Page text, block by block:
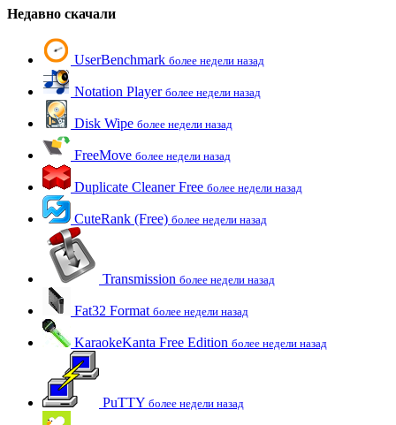
Недавно скачали
UserBenchmark более недели назад
Notation Player более недели назад
Disk Wipe более недели назад
FreeMove более недели назад
Duplicate Cleaner Free более недели назад
CuteRank (Free) более недели назад
Transmission более недели назад
Fat32 Format более недели назад
KaraokeKanta Free Edition более недели назад
PuTTY более недели назад